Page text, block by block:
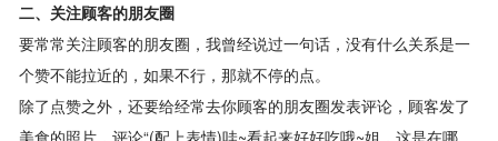
二、关注顾客的朋友圈
要常常关注顾客的朋友圈，我曾经说过一句话，没有什么关系是一
个赞不能拉近的，如果不行，那就不停的点。
除了点赞之外，还要给经常去你顾客的朋友圈发表评论，顾客发了